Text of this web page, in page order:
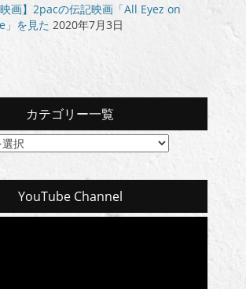
映画】2pacの伝記映画「All Eyez on
」を見た 2020年7月3日
カテゴリー一覧
YouTube Channel